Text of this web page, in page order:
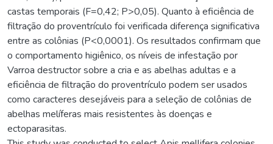
castas temporais (F=0,42; P>0,05). Quanto à eficiência de
filtração do proventrículo foi verificada diferença significativa
entre as colônias (P<0,0001). Os resultados confirmam que
o comportamento higiênico, os níveis de infestação por
Varroa destructor sobre a cria e as abelhas adultas e a
eficiência de filtração do proventrículo podem ser usados
como caracteres desejáveis para a seleção de colônias de
abelhas melíferas mais resistentes às doenças e
ectoparasitas.